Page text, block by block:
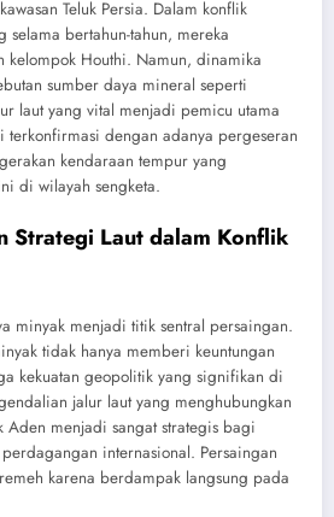
Teluk Persia. Dalam konflik
selama bertahun-tahun, mereka
kelompok Houthi. Namun, dinamika
sumber daya mineral seperti
laut yang vital menjadi pemicu utama
dengan adanya pergeseran
kendaraan tempur yang
di wilayah sengketa.
Strategi Laut dalam Konflik
minyak menjadi titik sentral persaingan.
tidak hanya memberi keuntungan
kekuatan geopolitik yang signifikan di
jalur laut yang menghubungkan
Aden menjadi sangat strategis bagi
internasional. Persaingan
karena berdampak langsung pada